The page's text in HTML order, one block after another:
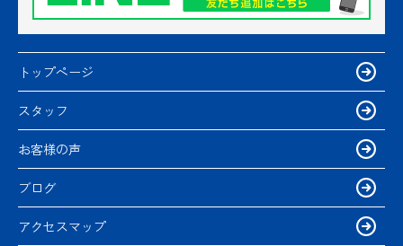
トップページ
スタッフ
お客様の声
ブログ
アクセスマップ